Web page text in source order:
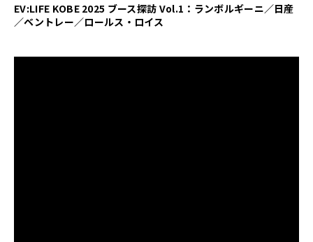
EV:LIFE KOBE 2025 ブース探訪 Vol.1：ランボルギーニ／日産
／ベントレー／ロールス・ロイス